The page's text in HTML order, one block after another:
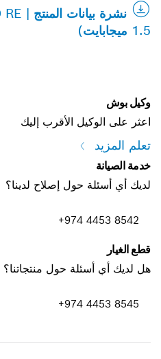
1.5 ميجابايت)
وكيل بوش
اعثر على الوكيل الأقرب إليك
تعلم المزيد
خدمة الصيانة
لديك أي أسئلة حول إصلاح لدينا؟
+974 4453 8542
قطع الغيار
هل لديك أي أسئلة حول منتجاتنا؟
+974 4453 8545